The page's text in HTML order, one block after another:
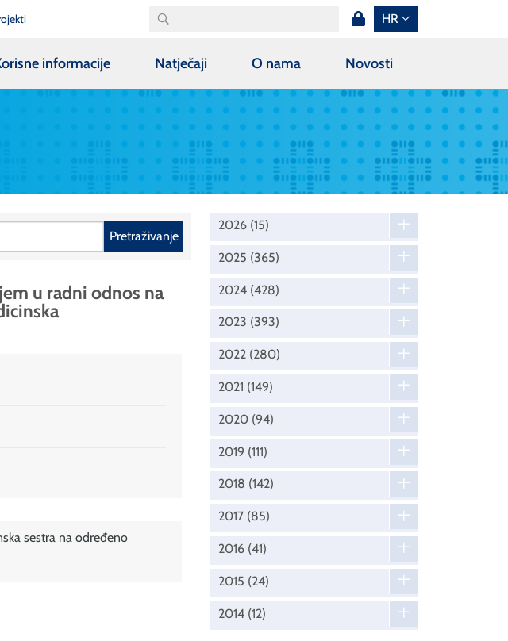
HR
informacije Natječaji O nama Novosti
Pretraživanje
u radni odnos na
sestra na određeno
2026 (15)
2025 (365)
2024 (428)
2023 (393)
2022 (280)
2021 (149)
2020 (94)
2019 (111)
2018 (142)
2017 (85)
2016 (41)
2015 (24)
2014 (12)